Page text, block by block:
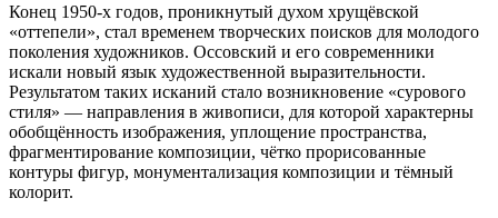
Конец 1950-х годов, проникнутый духом хрущёвской
«оттепели», стал временем творческих поисков для молодого
поколения художников. Оссовский и его современники
искали новый язык художественной выразительности.
Результатом таких исканий стало возникновение «сурового
стиля» — направления в живописи, для которой характерны
обобщённость изображения, уплощение пространства,
фрагментирование композиции, чётко прорисованные
контуры фигур, монументализация композиции и тёмный
колорит.